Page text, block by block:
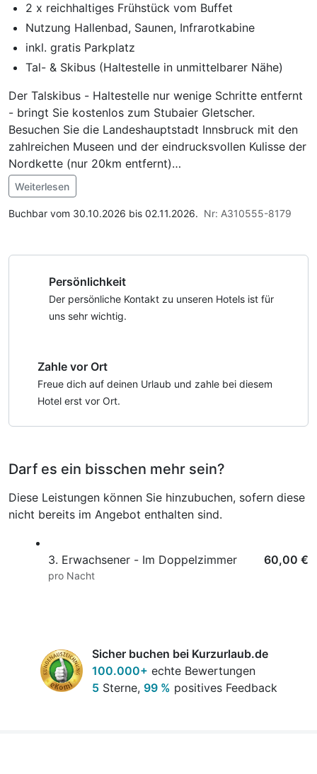
2 x reichhaltiges Frühstück vom Buffet
Nutzung Hallenbad, Saunen, Infrarotkabine
inkl. gratis Parkplatz
Tal- & Skibus (Haltestelle in unmittelbarer Nähe)
Der Talskibus - Haltestelle nur wenige Schritte entfernt
- bringt Sie kostenlos zum Stubaier Gletscher.
Besuchen Sie die Landeshauptstadt Innsbruck mit den
zahlreichen Museen und der eindrucksvollen Kulisse der
Nordkette (nur 20km entfernt)
Restaurants, Bar, Winterwanderwege, etc. sowie die
Kletterhalle befinden sich in unmittelbarer Nähe.
Im Angebot enthalten
Saunabenutzung, Saunatuch, Parkplatz, Nutzung des
Weiterlesen
Buchbar vom 30.10.2026 bis 02.11.2026. Nr: A310555-8179
Persönlichkeit
Der persönliche Kontakt zu unseren Hotels ist für
uns sehr wichtig.
Zahle vor Ort
Freue dich auf deinen Urlaub und zahle bei diesem
Hotel erst vor Ort.
Darf es ein bisschen mehr sein?
Diese Leistungen können Sie hinzubuchen, sofern diese
nicht bereits im Angebot enthalten sind.
3. Erwachsener - Im Doppelzimmer 60,00 €
pro Nacht
Sicher buchen bei Kurzurlaub.de
100.000+ echte Bewertungen
5Sterne, 99 % positives Feedback